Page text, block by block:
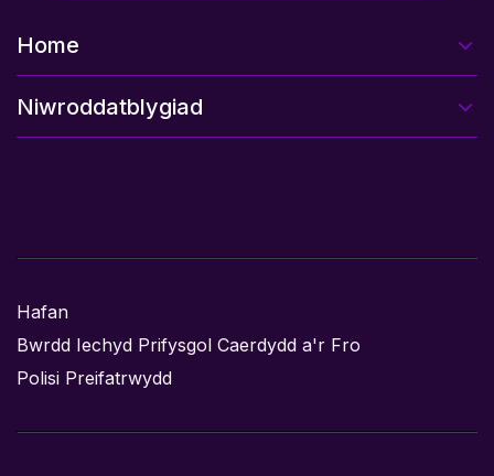
Home
Niwroddatblygiad
Hafan
Bwrdd Iechyd Prifysgol Caerdydd a'r Fro
Polisi Preifatrwydd